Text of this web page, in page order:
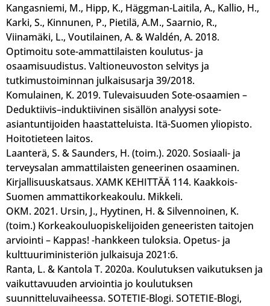
Kangasniemi, M., Hipp, K., Häggman-Laitila, A., Kallio, H.,
Karki, S., Kinnunen, P., Pietilä, A.M., Saarnio, R.,
Viinamäki, L., Voutilainen, A. & Waldén, A. 2018.
Optimoitu sote-ammattilaisten koulutus- ja
osaamisuudistus. Valtioneuvoston selvitys ja
tutkimustoiminnan julkaisusarja 39/2018.
Komulainen, K. 2019. Tulevaisuuden Sote-osaamien –
Deduktiivis–induktiivinen sisällön analyysi sote-
asiantuntijoiden haastatteluista. Itä-Suomen yliopisto.
Hoitotieteen laitos.
Laanterä, S. & Saunders, H. (toim.). 2020. Sosiaali- ja
terveysalan ammattilaisten geneerinen osaaminen.
Kirjallisuuskatsaus. XAMK KEHITTÄÄ 114. Kaakkois-
Suomen ammattikorkeakoulu. Mikkeli.
OKM. 2021. Ursin, J., Hyytinen, H. & Silvennoinen, K.
(toim.) Korkeakouluopiskelijoiden geneeristen taitojen
arviointi – Kappas! -hankkeen tuloksia. Opetus- ja
kulttuuriministeriön julkaisuja 2021:6.
Ranta, L. & Kantola T. 2020a. Koulutuksen vaikutuksen ja
vaikuttavuuden arviointia jo koulutuksen
suunnitteluvaiheessa. SOTETIE-Blogi. SOTETIE-Blogi,